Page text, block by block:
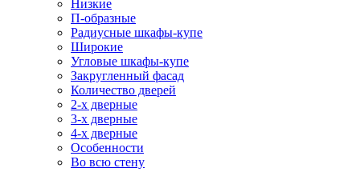
Низкие
П-образные
Радиусные шкафы-купе
Широкие
Угловые шкафы-купе
Закругленный фасад
Количество дверей
2-х дверные
3-х дверные
4-х дверные
Особенности
Во всю стену